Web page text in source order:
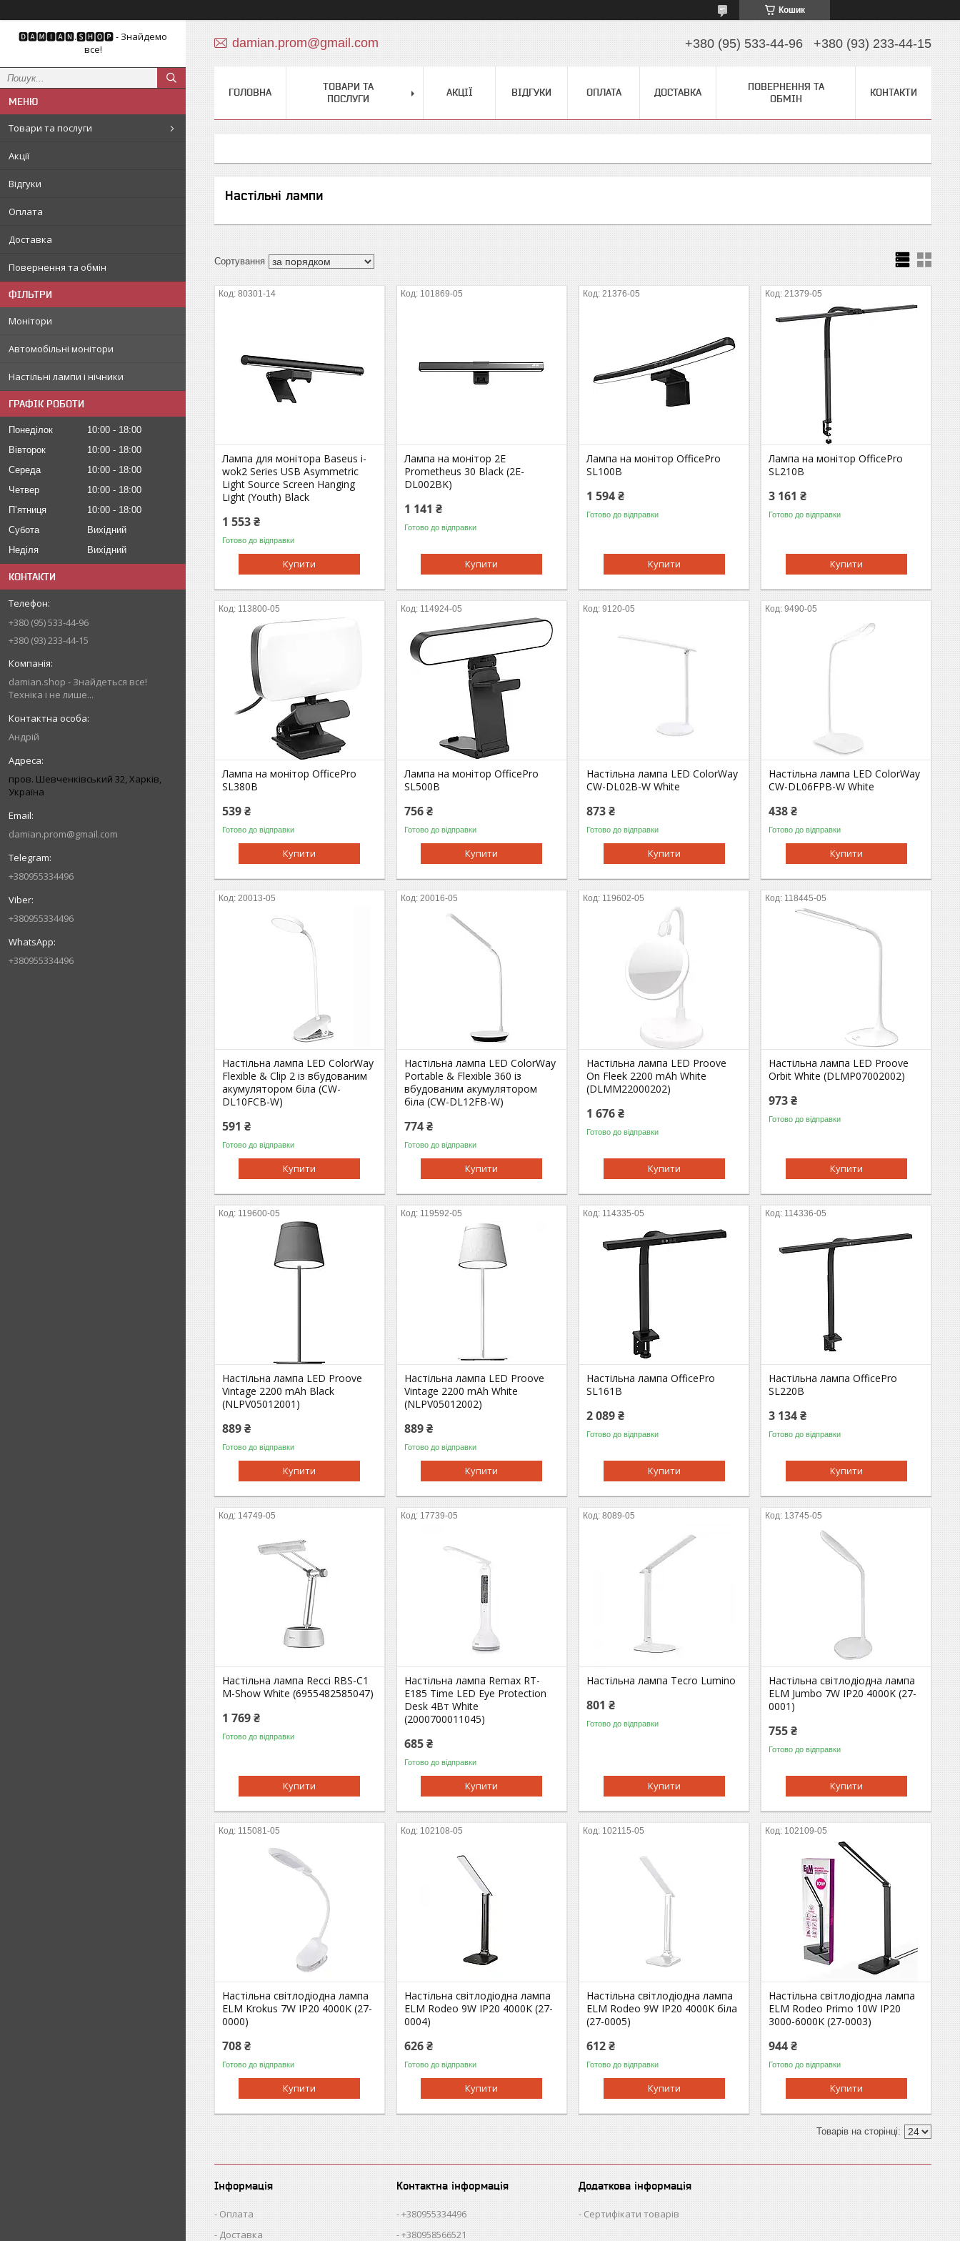
Кошик
🅳🅰🅼🅸🅰🅽.🆂🅷🅾🅿 - Знайдемо
все!
Товари та послуги
Акції
Відгуки
Оплата
Доставка
Повернення та обмін
ФІЛЬТРИ
Монітори
Автомобільні монітори
Настільні лампи і нічники
ГРАФІК РОБОТИ
Понеділок 10:00
18:00
Вівторок
10:00
18:00
Середа
10:00
18:00
Четвер
10:00
18:00
Пʼятниця
10:00
18:00
Субота
Вихідний
Неділя
Вихідний
КОНТАКТИ
+380 (95) 533-44-96
+380 (93) 233-44-15
damian.shop - Знайдеться все!
Техніка і не лише...
Андрій
пров. Шевченківський 32, Харків,
Україна
damian.prom@gmail.com
+380955334496
+380955334496
+380955334496
damian.prom@gmail.com +380 (95) 533-44-96 +380 (93) 233-44-15
ГОЛОВНА
ТОВАРИ ТА
ПОСЛУГИ
АКЦІЇ ВІДГУКИ ОПЛАТА ДОСТАВКА
ПОВЕРНЕННЯ ТА
ОБМІН
КОНТАКТИ
Настільні лампи
80301-14
Лампа для монітора Baseus i-
wok2 Series USB Asymmetric
Light Source Screen Hanging
Light (Youth) Black
1 553 ₴
Готово до відправки
Купити
101869-05
Лампа на монітор 2E
Prometheus 30 Black (2E-
DL002BK)
1 141 ₴
Готово до відправки
Купити
21376-05
Лампа на монітор OfficePro
SL100B
1 594 ₴
Готово до відправки
Купити
21379-05
Лампа на монітор OfficePro
SL210B
3 161 ₴
Готово до відправки
Купити
113800-05
Лампа на монітор OfficePro
SL380B
539 ₴
Готово до відправки
Купити
114924-05
Лампа на монітор OfficePro
SL500B
756 ₴
Готово до відправки
Купити
9120-05
Настільна лампа LED ColorWay
CW-DL02B-W White
873 ₴
Готово до відправки
Купити
9490-05
Настільна лампа LED ColorWay
CW-DL06FPB-W White
438 ₴
Готово до відправки
Купити
20013-05
Настільна лампа LED ColorWay
Flexible & Clip 2 із вбудованим
акумулятором біла (CW-
DL10FCB-W)
591 ₴
Готово до відправки
Купити
20016-05
Настільна лампа LED ColorWay
Portable & Flexible 360 із
вбудованим акумулятором
біла (CW-DL12FB-W)
774 ₴
Готово до відправки
Купити
119602-05
Настільна лампа LED Proove
On Fleek 2200 mAh White
(DLMM22000202)
1 676 ₴
Готово до відправки
Купити
118445-05
Настільна лампа LED Proove
Orbit White (DLMP07002002)
973 ₴
Готово до відправки
Купити
119600-05
Настільна лампа LED Proove
Vintage 2200 mAh Black
(NLPV05012001)
889 ₴
Готово до відправки
Купити
119592-05
Настільна лампа LED Proove
Vintage 2200 mAh White
(NLPV05012002)
889 ₴
Готово до відправки
Купити
114335-05
Настільна лампа OfficePro
SL161B
2 089 ₴
Готово до відправки
Купити
114336-05
Настільна лампа OfficePro
SL220B
3 134 ₴
Готово до відправки
Купити
14749-05
Настільна лампа Recci RBS-C1
M-Show White (6955482585047)
1 769 ₴
Готово до відправки
Купити
17739-05
Настільна лампа Remax RT-
E185 Time LED Eye Protection
Desk 4Вт White
(2000700011045)
685 ₴
Готово до відправки
Купити
8089-05
Настільна лампа Tecro Lumino
801 ₴
Готово до відправки
Купити
13745-05
Настільна світлодіодна лампа
ELM Jumbo 7W IP20 4000K (27-
0001)
755 ₴
Готово до відправки
Купити
115081-05
Настільна світлодіодна лампа
ELM Krokus 7W IP20 4000K (27-
0000)
708 ₴
Готово до відправки
Купити
102108-05
Настільна світлодіодна лампа
ELM Rodeo 9W IP20 4000K (27-
0004)
626 ₴
Готово до відправки
Купити
102115-05
Настільна світлодіодна лампа
ELM Rodeo 9W IP20 4000K біла
(27-0005)
612 ₴
Готово до відправки
Купити
102109-05
Настільна світлодіодна лампа
ELM Rodeo Primo 10W IP20
3000-6000K (27-0003)
944 ₴
Готово до відправки
Купити
Інформація
Оплата
Доставка
Контактна інформація
+380955334496
+380958566521
Додаткова інформація
Сертифікати товарів